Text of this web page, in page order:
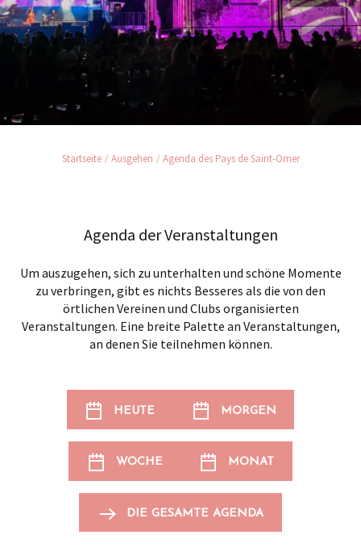
Startseite Ausgehen Agenda des Pays de Saint-Omer
Agenda der Veranstaltungen
Um auszugehen, sich zu unterhalten und schöne Momente
zu verbringen, gibt es nichts Besseres als die von den
örtlichen Vereinen und Clubs organisierten
Veranstaltungen. Eine breite Palette an Veranstaltungen,
an denen Sie teilnehmen können.
HEUTE MORGEN
WOCHE MONAT
DIE GESAMTE AGENDA